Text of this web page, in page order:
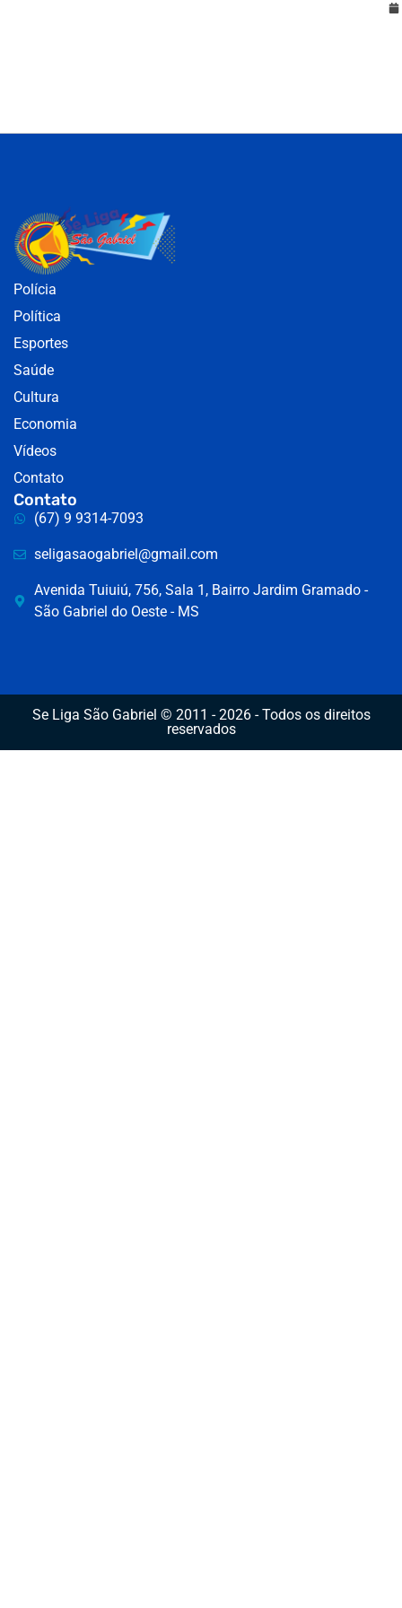
Polícia
Política
Esportes
Saúde
Cultura
Economia
Vídeos
Contato
Contato
(67) 9 9314-7093
seligasaogabriel@gmail.com
Avenida Tuiuiú, 756, Sala 1, Bairro Jardim Gramado -
São Gabriel do Oeste - MS
Se Liga São Gabriel © 2011 - 2026 - Todos os direitos
reservados